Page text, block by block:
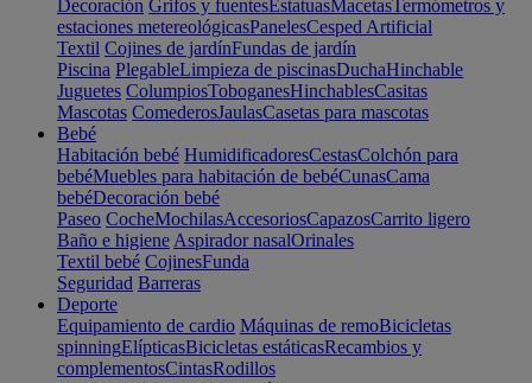
Decoración Grifos y fuentesEstatuasMacetasTermómetros y
estaciones metereológicasPanelesCesped Artificial
Textil Cojines de jardínFundas de jardín
Piscina PlegableLimpieza de piscinasDuchaHinchable
Juguetes ColumpiosToboganesHinchablesCasitas
Mascotas ComederosJaulasCasetas para mascotas
Bebé
Habitación bebé HumidificadoresCestasColchón para
bebéMuebles para habitación de bebéCunasCama
bebéDecoración bebé
Paseo CocheMochilasAccesoriosCapazosCarrito ligero
Baño e higiene Aspirador nasalOrinales
Textil bebé CojinesFunda
Seguridad Barreras
Deporte
Equipamiento de cardio Máquinas de remoBicicletas
spinningElípticasBicicletas estáticasRecambios y
complementosCintasRodillos